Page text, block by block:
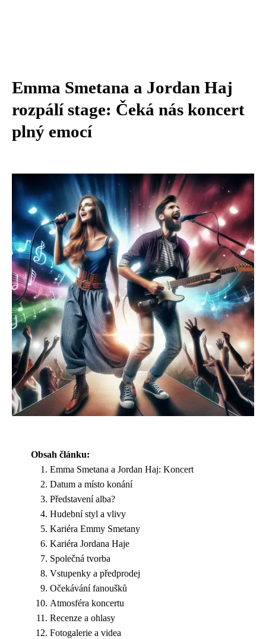
Emma Smetana a Jordan Haj
rozpálí stage: Čeká nás koncert
plný emocí
Obsah článku:
Emma Smetana a Jordan Haj: Koncert
Datum a místo konání
Představení alba?
Hudební styl a vlivy
Kariéra Emmy Smetany
Kariéra Jordana Haje
Společná tvorba
Vstupenky a předprodej
Očekávání fanoušků
Atmosféra koncertu
Recenze a ohlasy
Fotogalerie a videa